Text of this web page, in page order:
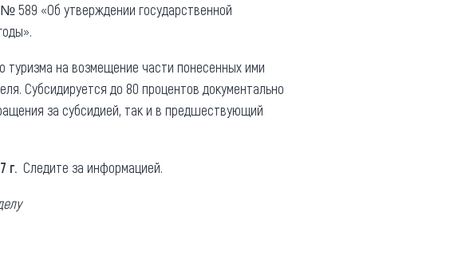
589 «Об утверждении государственной
туризма на возмещение части понесенных ими
Субсидируется до 80 процентов документально
за субсидией, так и в предшествующий
г. Следите за информацией.